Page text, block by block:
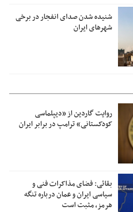
شنیده شدن صدای انفجار در برخی
شهرهای ایران
روایت گاردین از «دیپلماسی
کودکستانی» ترامپ در برابر ایران
بقائی: فضای مذاکرات فنی و
سیاسی ایران و عمان درباره تنگه
هرمز، مثبت است